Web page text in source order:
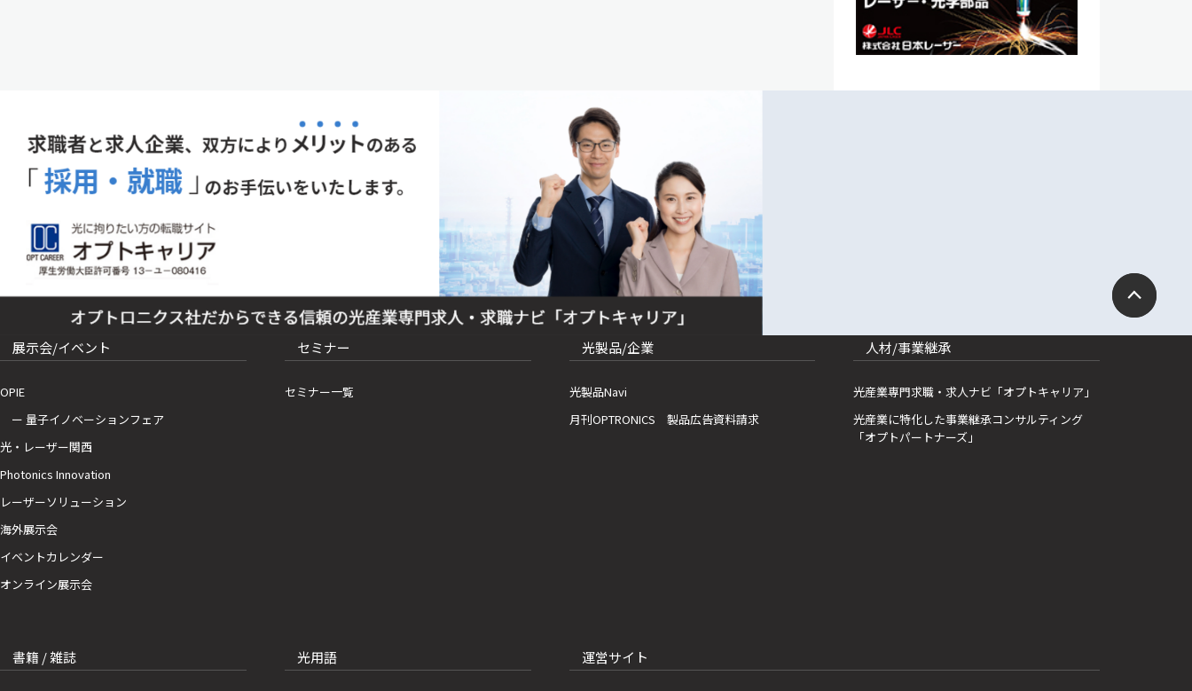
展示会/イベント
OPIE
ー 量子イノベーションフェア
光・レーザー関西
Photonics Innovation
レーザーソリューション
海外展示会
イベントカレンダー
オンライン展示会
セミナー
セミナー一覧
光製品/企業
光製品Navi
月刊OPTRONICS 製品広告資料請求
人材/事業継承
光産業専門求職・求人ナビ「オプトキャリア」
光産業に特化した事業継承コンサルティング
「オプトパートナーズ」
書籍 / 雑誌 光用語 運営サイト